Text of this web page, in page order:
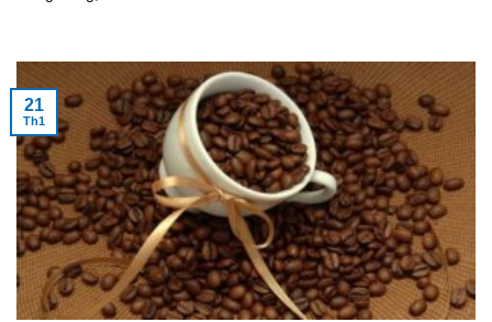
21
Th1